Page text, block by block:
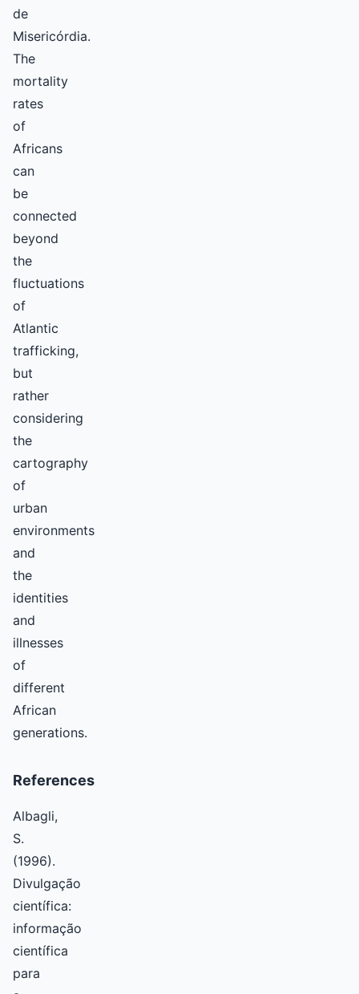
de
Misericórdia.
The
mortality
rates
of
Africans
can
be
connected
beyond
the
fluctuations
of
Atlantic
trafficking,
but
rather
considering
the
cartography
of
urban
environments
and
the
identities
and
illnesses
of
different
African
generations.
References
Albagli,
S.
(1996).
Divulgação
científica:
informação
científica
para